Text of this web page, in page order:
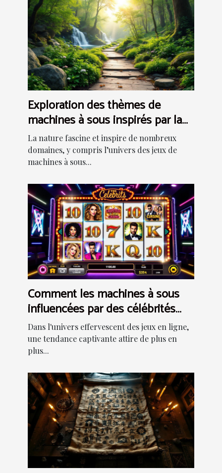
Exploration des thèmes de
machines à sous inspirés par la
nature
La nature fascine et inspire de nombreux
domaines, y compris l’univers des jeux de
machines à sous...
Comment les machines à sous
influencées par des célébrités
transforment les jeux en ligne
Dans l'univers effervescent des jeux en ligne,
une tendance captivante attire de plus en
plus...